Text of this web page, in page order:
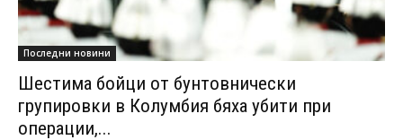
Последни новини
Шестима бойци от бунтовнически
групировки в Колумбия бяха убити при
операции,...